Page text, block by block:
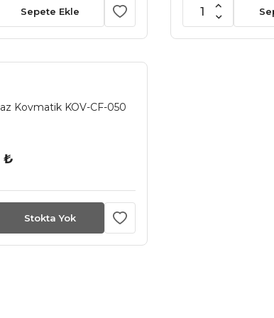
Sepete Ekle
Kovmatik KOV-CF-050
₺
Stokta Yok